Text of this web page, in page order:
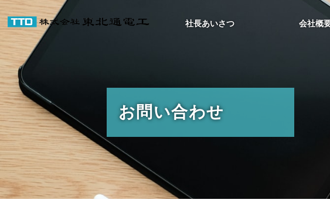
社長あいさつ 会社概
お問い合わせ